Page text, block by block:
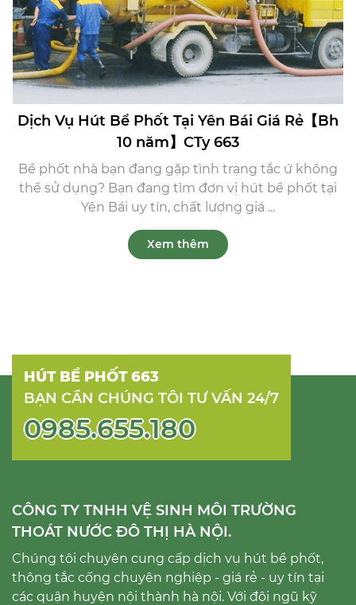
Dịch Vụ Hút Bể Phốt Tại Yên Bái Giá Rẻ【Bh
10 năm】CTy 663
Bể phốt nhà bạn đang gặp tình trạng tắc ứ không
thể sử dụng? Bạn đang tìm đơn vị hút bể phốt tại
Yên Bái uy tín, chất lượng giá ...
Xem thêm
HÚT BỂ PHỐT 663
BẠN CẦN CHÚNG TÔI TƯ VẤN 24/7
0985.655.180
CÔNG TY TNHH VỆ SINH MÔI TRƯỜNG
THOÁT NƯỚC ĐÔ THỊ HÀ NỘI.
Chúng tôi chuyên cung cấp dịch vụ hút bể phốt,
thông tắc cống chuyên nghiệp - giá rẻ - uy tín tại
các quận huyện nội thành hà nội. Với đội ngũ kỹ